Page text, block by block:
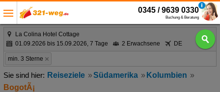
0345 / 9639 0330
Buchung & Beratung
La Colina Hotel Cottage
01.09.2026 bis 15.09.2026, 7 Tage
2 Erwachsene DE
min. 3 Sterne
Reiseziele Südamerika
Kolumbien
BogotÃ¡